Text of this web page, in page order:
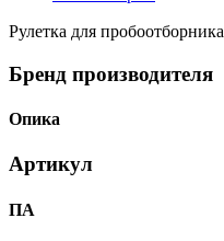
Рулетка для пробоотборника
Бренд производителя
Опика
Артикул
ПА